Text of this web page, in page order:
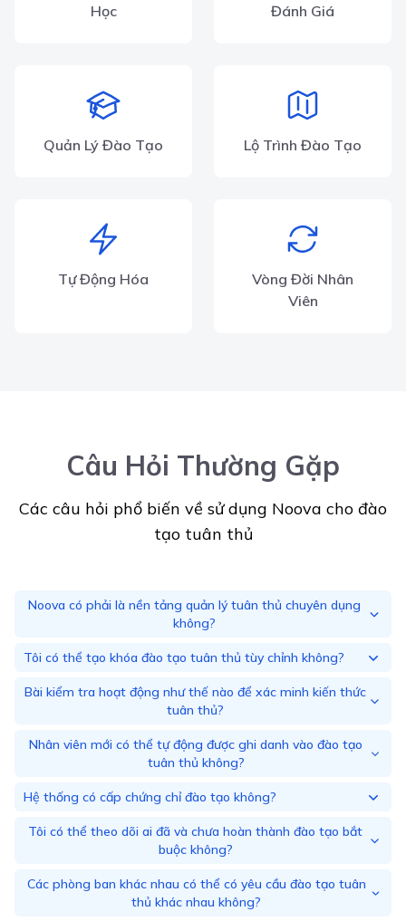
Học
Đánh Giá
Quản Lý Đào Tạo Lộ Trình Đào Tạo
Tự Động Hóa
Vòng Đời Nhân
Viên
Câu Hỏi Thường Gặp
Các câu hỏi phổ biến về sử dụng Noova cho đào
tạo tuân thủ
Noova có phải là nền tảng quản lý tuân thủ chuyên dụng
không?
Tôi có thể tạo khóa đào tạo tuân thủ tùy chỉnh không?
Bài kiểm tra hoạt động như thế nào để xác minh kiến thức
tuân thủ?
Nhân viên mới có thể tự động được ghi danh vào đào tạo
tuân thủ không?
Hệ thống có cấp chứng chỉ đào tạo không?
Tôi có thể theo dõi ai đã và chưa hoàn thành đào tạo bắt
buộc không?
Các phòng ban khác nhau có thể có yêu cầu đào tạo tuân
thủ khác nhau không?